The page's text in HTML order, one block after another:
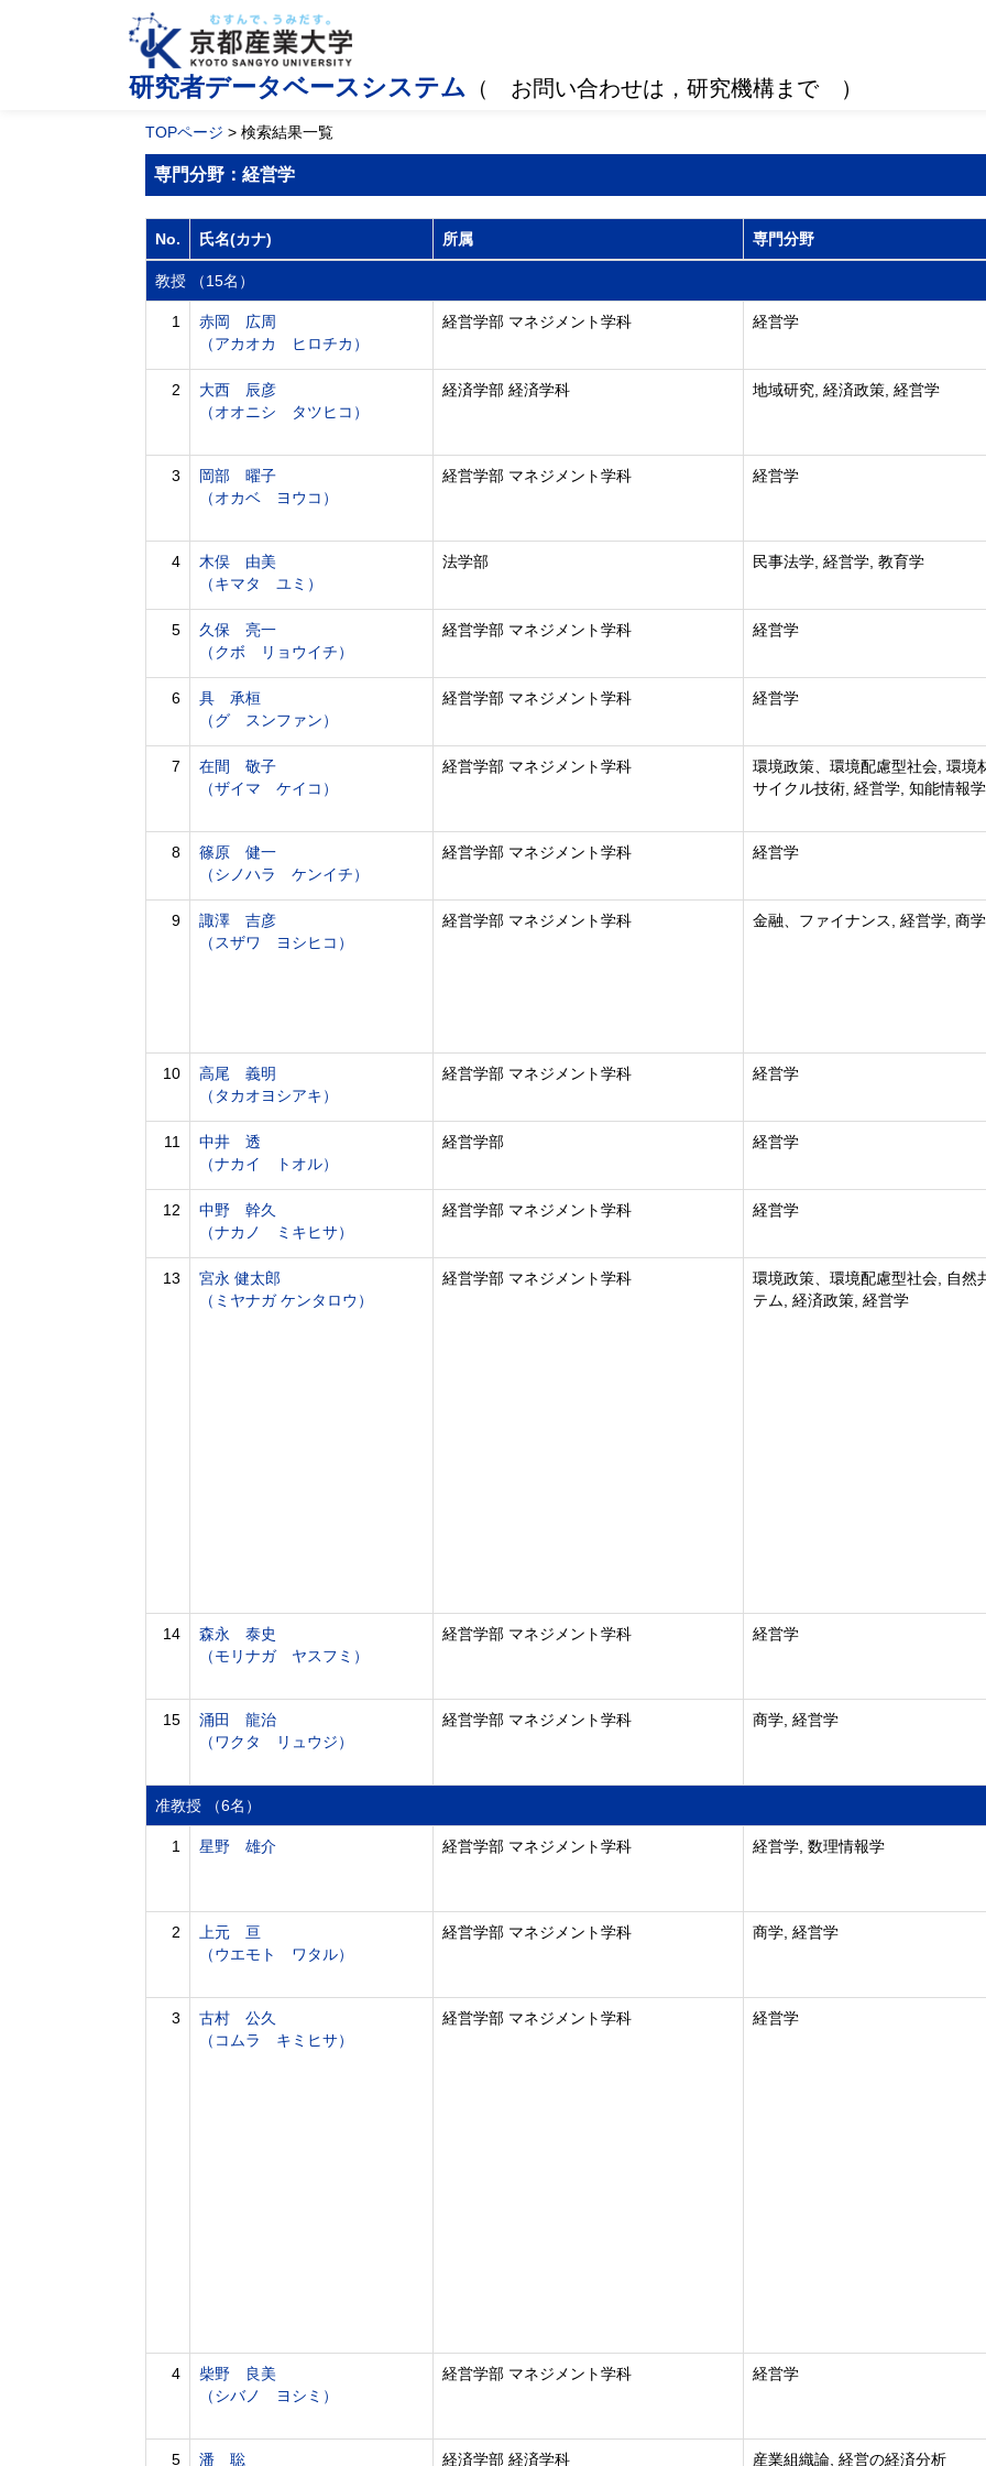
研究者データベースシステム （ お問い合わせは，研究機構まで ）
TOPページ > 検索結果一覧
専門分野：経営学
No. 氏名(カナ) 所属 専門分野
教授 （15名）
1
赤岡 広周
（アカオカ ヒロチカ）
経営学部 マネジメント学科 経営学
2
大西 辰彦
（オオニシ タツヒコ）
経済学部 経済学科 地域研究, 経済政策, 経営学
3
岡部 曜子
（オカベ ヨウコ）
経営学部 マネジメント学科 経営学
4
木俣 由美
（キマタ ユミ）
法学部 民事法学, 経営学, 教育学
5
久保 亮一
（クボ リョウイチ）
経営学部 マネジメント学科 経営学
6
具 承桓
（グ スンファン）
経営学部 マネジメント学科 経営学
7
在間 敬子
（ザイマ ケイコ）
経営学部 マネジメント学科
環境政策、環境配慮型社会, 環境
サイクル技術, 経営学, 知能情報学
8
篠原 健一
（シノハラ ケンイチ）
経営学部 マネジメント学科 経営学
9
諏澤 吉彦
（スザワ ヨシヒコ）
経営学部 マネジメント学科 金融、ファイナンス, 経営学, 商学
10
高尾 義明
（タカオヨシアキ）
経営学部 マネジメント学科 経営学
11
中井 透
（ナカイ トオル）
経営学部 経営学
12
中野 幹久
（ナカノ ミキヒサ）
経営学部 マネジメント学科 経営学
13
宮永 健太郎
（ミヤナガ ケンタロウ）
経営学部 マネジメント学科
環境政策、環境配慮型社会, 自然
テム, 経済政策, 経営学
14
森永 泰史
（モリナガ ヤスフミ）
経営学部 マネジメント学科 経営学
15
涌田 龍治
（ワクタ リュウジ）
経営学部 マネジメント学科 商学, 経営学
准教授 （6名）
1 星野 雄介 経営学部 マネジメント学科 経営学, 数理情報学
2
上元 亘
（ウエモト ワタル）
経営学部 マネジメント学科 商学, 経営学
3
古村 公久
（コムラ キミヒサ）
経営学部 マネジメント学科 経営学
4
柴野 良美
（シバノ ヨシミ）
経営学部 マネジメント学科 経営学
5 潘 聡 経済学部 経済学科 産業組織論, 経営の経済分析